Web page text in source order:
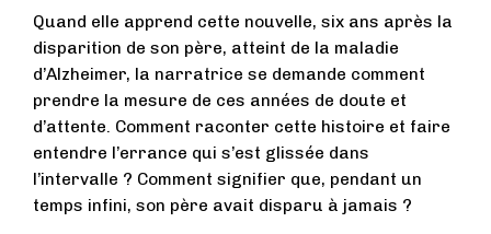
Quand elle apprend cette nouvelle, six ans après la
disparition de son père, atteint de la maladie
d’Alzheimer, la narratrice se demande comment
prendre la mesure de ces années de doute et
d’attente. Comment raconter cette histoire et faire
entendre l’errance qui s’est glissée dans
l’intervalle ? Comment signifier que, pendant un
temps infini, son père avait disparu à jamais ?